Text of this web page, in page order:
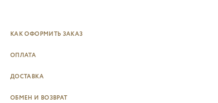
КАК ОФОРМИТЬ ЗАКАЗ
ОПЛАТА
ДОСТАВКА
ОБМЕН И ВОЗВРАТ